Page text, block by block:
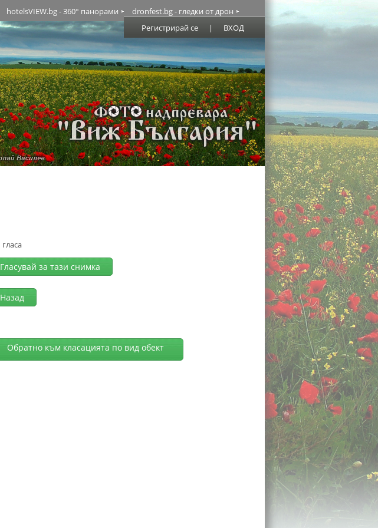
hotelsVIEW.bg - 360° панорами
dronfest.bg - гледки от дрон
Регистрирай се
| ВХОД
гласа
Гласувай за тази снимка
Назад
Обратно към класацията по вид обект